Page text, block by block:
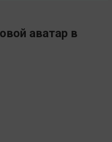
аватар в